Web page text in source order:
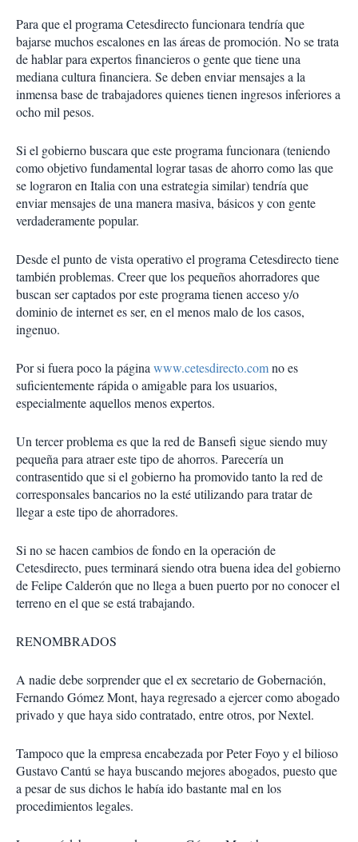
Para que el programa Cetesdirecto funcionara tendría que
bajarse muchos escalones en las áreas de promoción. No se trata
de hablar para expertos financieros o gente que tiene una
mediana cultura financiera. Se deben enviar mensajes a la
inmensa base de trabajadores quienes tienen ingresos inferiores a
ocho mil pesos.
Si el gobierno buscara que este programa funcionara (teniendo
como objetivo fundamental lograr tasas de ahorro como las que
se lograron en Italia con una estrategia similar) tendría que
enviar mensajes de una manera masiva, básicos y con gente
verdaderamente popular.
Desde el punto de vista operativo el programa Cetesdirecto tiene
también problemas. Creer que los pequeños ahorradores que
buscan ser captados por este programa tienen acceso y/o
dominio de internet es ser, en el menos malo de los casos,
ingenuo.
Por si fuera poco la página www.cetesdirecto.comno es
suficientemente rápida o amigable para los usuarios,
especialmente aquellos menos expertos.
Un tercer problema es que la red de Bansefi sigue siendo muy
pequeña para atraer este tipo de ahorros. Parecería un
contrasentido que si el gobierno ha promovido tanto la red de
corresponsales bancarios no la esté utilizando para tratar de
llegar a este tipo de ahorradores.
Si no se hacen cambios de fondo en la operación de
Cetesdirecto, pues terminará siendo otra buena idea del gobierno
de Felipe Calderón que no llega a buen puerto por no conocer el
terreno en el que se está trabajando.
RENOMBRADOS
A nadie debe sorprender que el ex secretario de Gobernación,
Fernando Gómez Mont, haya regresado a ejercer como abogado
privado y que haya sido contratado, entre otros, por Nextel.
Tampoco que la empresa encabezada por Peter Foyo y el bilioso
Gustavo Cantú se haya buscando mejores abogados, puesto que
a pesar de sus dichos le había ido bastante mal en los
procedimientos legales.